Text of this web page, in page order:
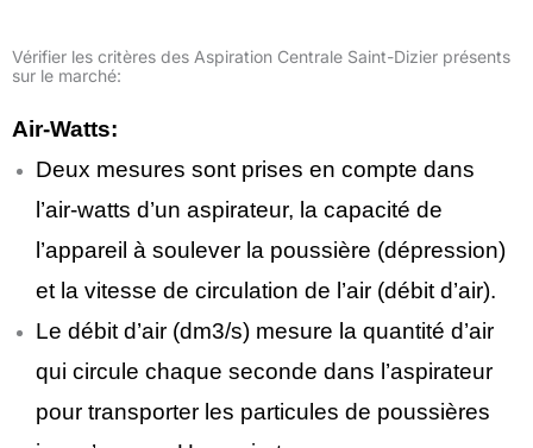
Vérifier les critères des Aspiration Centrale Saint-Dizier présents
sur le marché:
Air-Watts:
Deux mesures sont prises en compte dans
l’air-watts d’un aspirateur, la capacité de
l’appareil à soulever la poussière (dépression)
et la vitesse de circulation de l’air (débit d’air).
Le débit d’air (dm3/s) mesure la quantité d’air
qui circule chaque seconde dans l’aspirateur
pour transporter les particules de poussières